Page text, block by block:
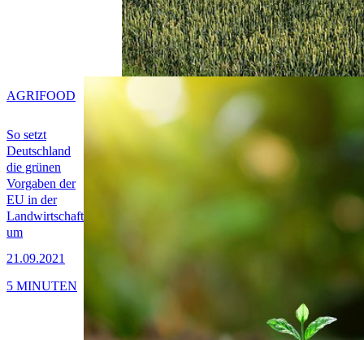
So setzt
Deutschland
die grünen
Vorgaben der
EU in der
Landwirtschaft
um
21.09.2021
AGRIFOOD
5 MINUTEN